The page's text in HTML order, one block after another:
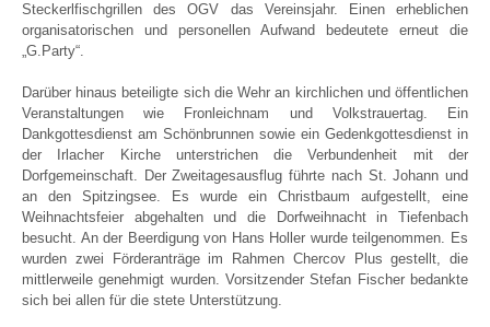
Steckerlfischgrillen des OGV das Vereinsjahr. Einen erheblichen
organisatorischen und personellen Aufwand bedeutete erneut die
„G.Party“.
Darüber hinaus beteiligte sich die Wehr an kirchlichen und öffentlichen
Veranstaltungen wie Fronleichnam und Volkstrauertag. Ein
Dankgottesdienst am Schönbrunnen sowie ein Gedenkgottesdienst in
der Irlacher Kirche unterstrichen die Verbundenheit mit der
Dorfgemeinschaft. Der Zweitagesausflug führte nach St. Johann und
an den Spitzingsee. Es wurde ein Christbaum aufgestellt, eine
Weihnachtsfeier abgehalten und die Dorfweihnacht in Tiefenbach
besucht. An der Beerdigung von Hans Holler wurde teilgenommen. Es
wurden zwei Förderanträge im Rahmen Chercov Plus gestellt, die
mittlerweile genehmigt wurden. Vorsitzender Stefan Fischer bedankte
sich bei allen für die stete Unterstützung.